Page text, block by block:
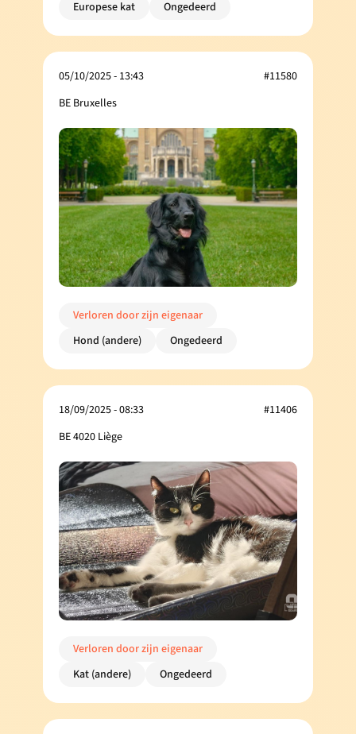
Europese kat Ongedeerd
05/10/2025 - 13:43
BE Bruxelles
#11580
Verloren door zijn eigenaar
Hond (andere)
Ongedeerd
18/09/2025 - 08:33
BE 4020 Liège
#11406
Verloren door zijn eigenaar
Kat (andere)
Ongedeerd